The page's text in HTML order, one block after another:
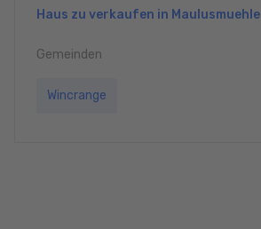
Haus zu verkaufen in Maulusmuehle
Gemeinden
Wincrange